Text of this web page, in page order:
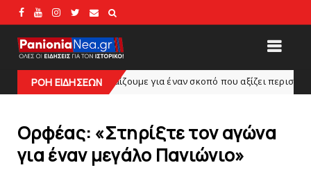
ΡΟΗ ΕΙΔΗΣΕΩΝ
«Παίζουμε για έναν σκοπό που αξίζει περισσότερο από κάθε νίκη»
Ορφέας: «Στηρίξτε τoν αγώνα
για έναν μεγάλο Πανιώνιο»